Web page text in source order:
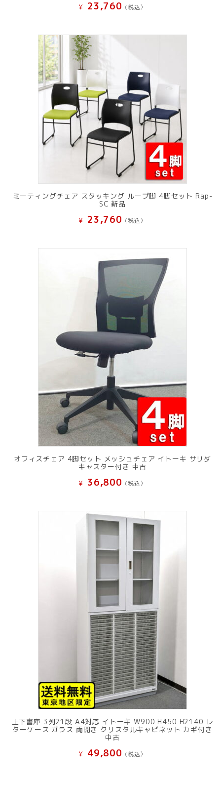
¥ 23,760 (税込）
ミーティングチェア スタッキング ループ脚 4脚セット Rap-
SC 新品
¥ 23,760 (税込）
オフィスチェア 4脚セット メッシュチェア イトーキ サリダ
キャスター付き 中古
¥ 36,800 (税込）
上下書庫 3列21段 A4対応 イトーキ W900 H450 H2140 レ
ターケース ガラス 両開き クリスタルキャビネット カギ付き
中古
¥ 49,800 (税込）